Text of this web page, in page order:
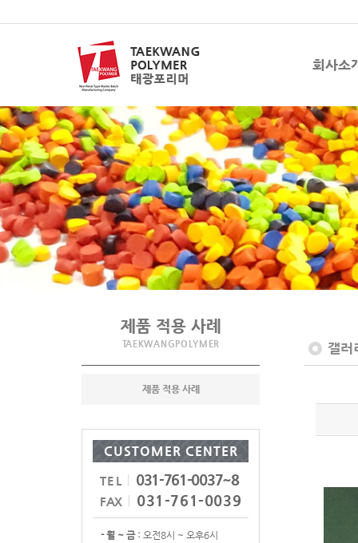
회사소
제품 적용 사례
TAEKWANGPOLYMER
제품 적용 사례
CUSTOMER CENTER
TEL 031-761-0037~8
FAX 031-761-0039
- 월 ~ 금 : 오전8시 ~ 오후6시
갤러